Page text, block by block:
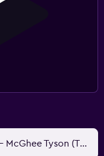
Knoxville, TN, Estados Unidos - McGhee Tyson (TYS)